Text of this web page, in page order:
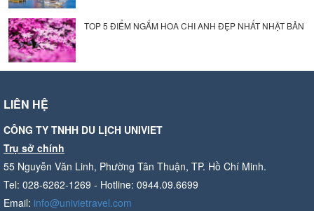
TOP 5 ĐIỂM NGẮM HOA CHI ANH ĐẸP NHẤT NHẬT BẢN
LIÊN HỆ
CÔNG TY TNHH DU LỊCH UNIVIET
Trụ sở chính
55 Nguyễn Văn Linh, Phường Tân Thuận, TP. Hồ Chí Minh.
Tel: 028-6262-1269 - Hotline: 0944.09.6699
Email: info@univietravel.com